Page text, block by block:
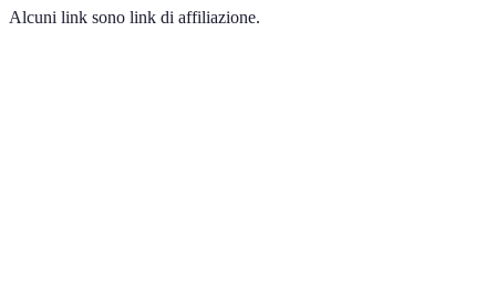
Alcuni link sono link di affiliazione.